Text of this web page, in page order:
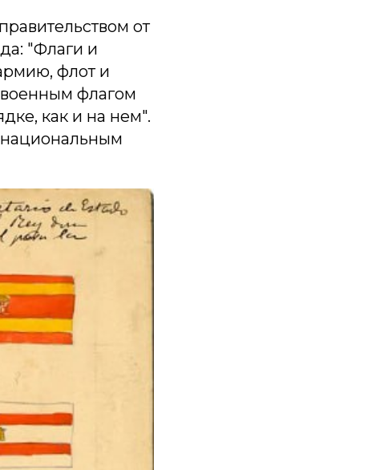
от
"Флаги и
флот и
флагом
как и на нем".
национальным